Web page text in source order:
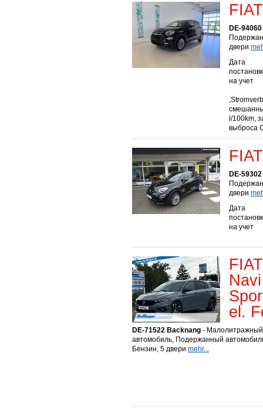
DE-
двери
Дата
на учет
l/100km,
выброса
DE-
двери
Дата
на учет
el.
DE-71522 Backnang - Малолитражный
автомобиль, Подержанный
Бензин, 5 двери mehr...